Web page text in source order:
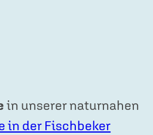
in unserer naturnahen
in der Fischbeker